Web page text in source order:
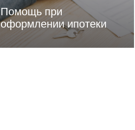
Помощь при
оформлении ипотеки